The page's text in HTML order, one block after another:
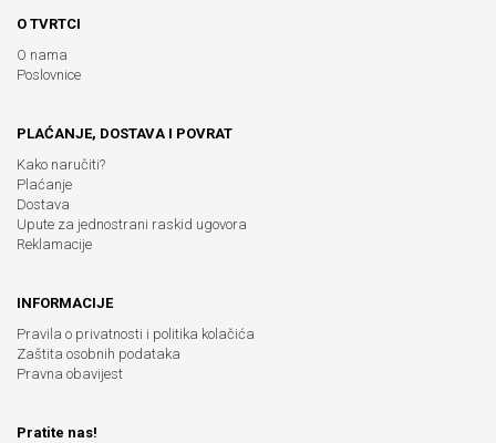
O TVRTCI
O nama
Poslovnice
PLAĆANJE, DOSTAVA I POVRAT
Kako naručiti?
Plaćanje
Dostava
Upute za jednostrani raskid ugovora
Reklamacije
INFORMACIJE
Pravila o privatnosti i politika kolačića
Zaštita osobnih podataka
Pravna obavijest
Pratite nas!